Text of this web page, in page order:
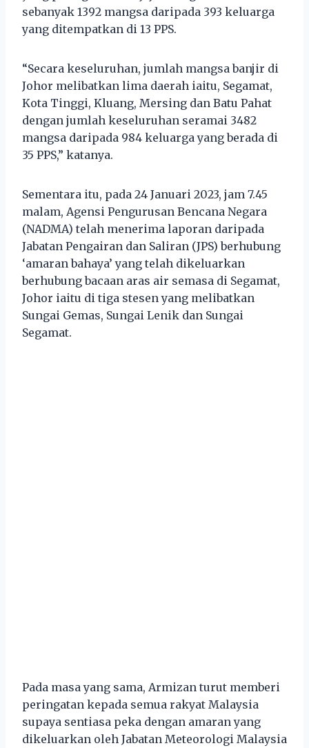
sebanyak 1392 mangsa daripada 393 keluarga
yang ditempatkan di 13 PPS.
“Secara keseluruhan, jumlah mangsa banjir di
Johor melibatkan lima daerah iaitu, Segamat,
Kota Tinggi, Kluang, Mersing dan Batu Pahat
dengan jumlah keseluruhan seramai 3482
mangsa daripada 984 keluarga yang berada di
35 PPS,” katanya.
Sementara itu, pada 24 Januari 2023, jam 7.45
malam, Agensi Pengurusan Bencana Negara
(NADMA) telah menerima laporan daripada
Jabatan Pengairan dan Saliran (JPS) berhubung
‘amaran bahaya’ yang telah dikeluarkan
berhubung bacaan aras air semasa di Segamat,
Johor iaitu di tiga stesen yang melibatkan
Sungai Gemas, Sungai Lenik dan Sungai
Segamat.
Pada masa yang sama, Armizan turut memberi
peringatan kepada semua rakyat Malaysia
supaya sentiasa peka dengan amaran yang
dikeluarkan oleh Jabatan Meteorologi Malaysia